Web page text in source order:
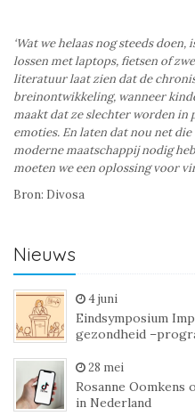
‘Wat we helaas nog steeds
lossen met laptops, fietsen of
literatuur laat zien dat de
breinontwikkeling, wanneer
maakt dat ze slechter worden in
emoties. En laten dat nou net
moderne maatschappij nodig
moeten we een oplossing voor
Bron: Divosa
Nieuws
4 juni
Eindsymposium
gezondheid
28 mei
Rosanne Oomkens
in Nederland